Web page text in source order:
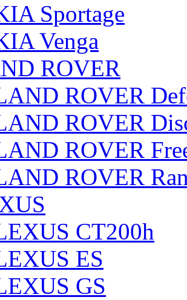
Sportage
Venga
ROVER
ROVER
ROVER
ROVER
ROVER
CT200h
ES
GS